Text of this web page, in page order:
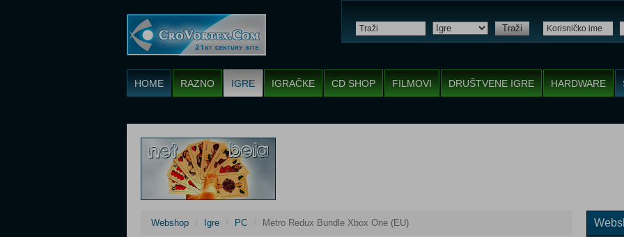
Traži
HOME RAZNO IGRE IGRAČKE CD SHOP FILMOVI DRUŠTVENE IGRE HARDWARE
Webshop Igre PC Metro Redux Bundle Xbox One (EU)